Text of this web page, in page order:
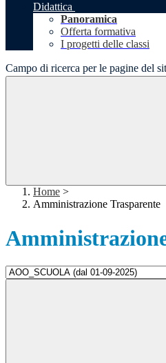
Didattica
Panoramica
Offerta formativa
I progetti delle classi
Campo di ricerca per le pagine del
Home >
Amministrazione Trasparente